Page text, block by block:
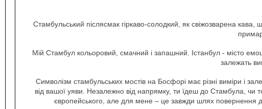
Стамбульський післясмак гіркаво-солодкий, як свіжозварена кава,
Мій Стамбул кольоровий, смачний і запашний. Істанбул - місто
залежать
Символізм стамбульських мостів на Босфорі має різні виміри і
від вашої уяви. Незалежно від напрямку, ти їдеш до Стамбула, чи
європейського, але для мене – це завжди шлях повернення